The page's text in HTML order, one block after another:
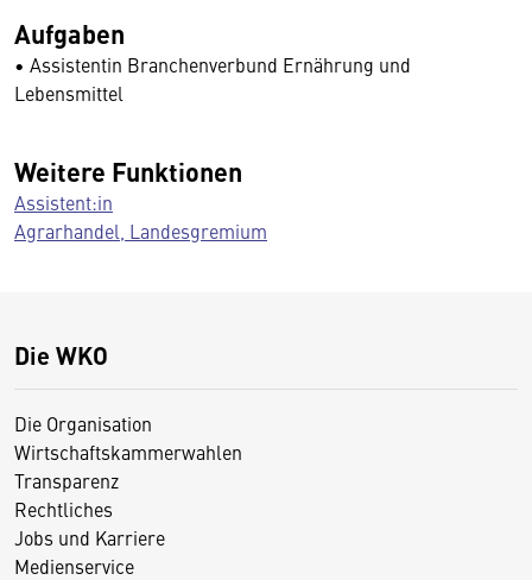
Aufgaben
• Assistentin Branchenverbund Ernährung und
Lebensmittel
Weitere Funktionen
Assistent:in
Agrarhandel, Landesgremium
Die WKO
Die Organisation
Wirtschaftskammerwahlen
Transparenz
Rechtliches
Jobs und Karriere
Medienservice